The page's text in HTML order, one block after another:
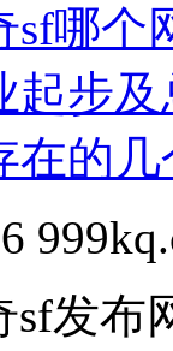
sf哪个
起步及
在的
sf发布